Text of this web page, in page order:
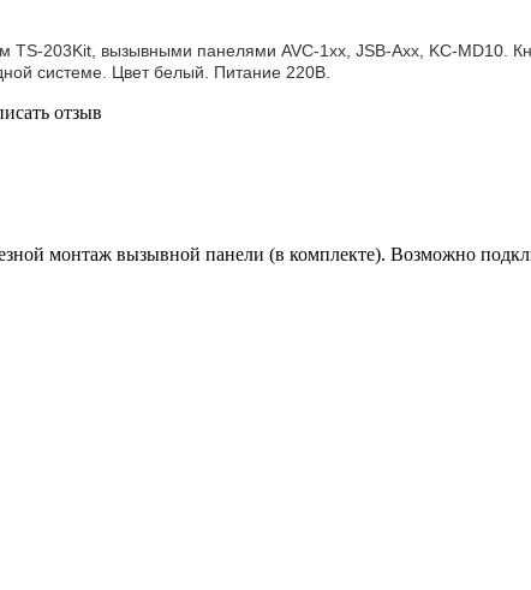
203Kit, вызывными панелями AVC-1xx, JSB-Axx, KC-MD10.
системе. Цвет белый. Питание 220В.
отзыв
монтаж вызывной панели (в комплекте). Возможно